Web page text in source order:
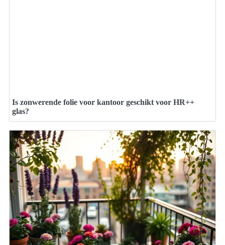
Is zonwerende folie voor kantoor geschikt voor HR++
glas?